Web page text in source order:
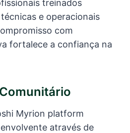
treinados
e operacionais
com
fortalece a confiança na
Myrion platform
através de